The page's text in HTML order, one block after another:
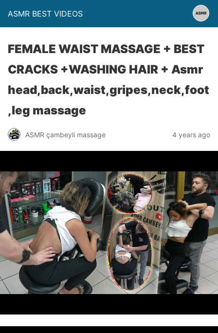
ASMR BEST VIDEOS
FEMALE WAIST MASSAGE + BEST
CRACKS +WASHING HAIR + Asmr
head,back,waist,gripes,neck,foot
,leg massage
ASMR çambeyli massage 4 years ago